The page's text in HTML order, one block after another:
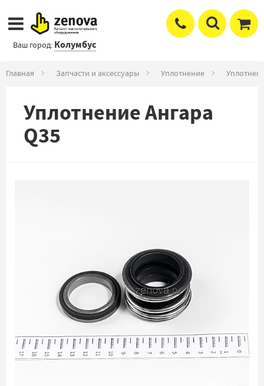
Ваш город: Колумбус
Главная Запчасти и аксессуары Уплотнение
Уплотнение Ангара
Q35